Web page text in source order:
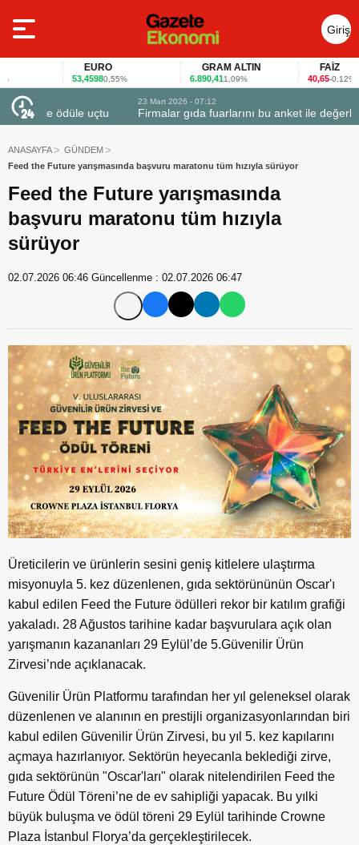
Giriş
Yap
EURO
53,45980,55%
GRAM ALTIN
6.890,411,09%
FAİZ
40,65 -0,12%
Firmalar gıda fuarlarını bu anket ile değerlendirdi
ANASAYFA
GÜNDEM
Feed the Future yarışmasında başvuru maratonu tüm hızıyla sürüyor
Feed the Future yarışmasında
başvuru maratonu tüm hızıyla
sürüyor
02.07.2026 06:46 Güncellenme : 02.07.2026 06:47
Üreticilerin ve ürünlerin sesini geniş kitlelere ulaştırma
misyonuyla 5. kez düzenlenen, gıda sektörününün Oscar'ı
kabul edilen Feed the Future ödülleri rekor bir katılım grafiği
yakaladı. 28 Ağustos tarihine kadar başvurulara açık olan
yarışmanın kazananları 29 Eylül’de 5.Güvenilir Ürün
Zirvesi’nde açıklanacak.
Güvenilir Ürün Platformu tarafından her yıl geleneksel olarak
düzenlenen ve alanının en prestijli organizasyonlarından biri
kabul edilen Güvenilir Ürün Zirvesi, bu yıl 5. kez kapılarını
açmaya hazırlanıyor. Sektörün heyecanla beklediği zirve,
gıda sektörünün "Oscar'ları" olarak nitelendirilen Feed the
Future Ödül Töreni’ne de ev sahipliği yapacak. Bu yılki
büyük buluşma ve ödül töreni 29 Eylül tarihinde Crowne
Plaza İstanbul Florya’da gerçekleştirilecek.